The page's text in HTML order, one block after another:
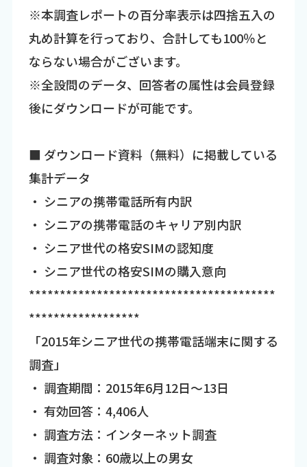
※本調査レポートの百分率表示は四捨五入の
丸め計算を行っており、合計しても100％と
ならない場合がございます。
※全設問のデータ、回答者の属性は会員登録
後にダウンロードが可能です。
■ ダウンロード資料（無料）に掲載している
集計データ
・ シニアの携帯電話所有内訳
・ シニアの携帯電話のキャリア別内訳
・ シニア世代の格安SIMの認知度
・ シニア世代の格安SIMの購入意向
****************************************
******************
「2015年シニア世代の携帯電話端末に関する
調査」
・ 調査期間：2015年6月12日～13日
・ 有効回答：4,406人
・ 調査方法：インターネット調査
・ 調査対象：60歳以上の男女